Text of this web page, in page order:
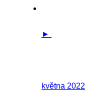
►
května 2022